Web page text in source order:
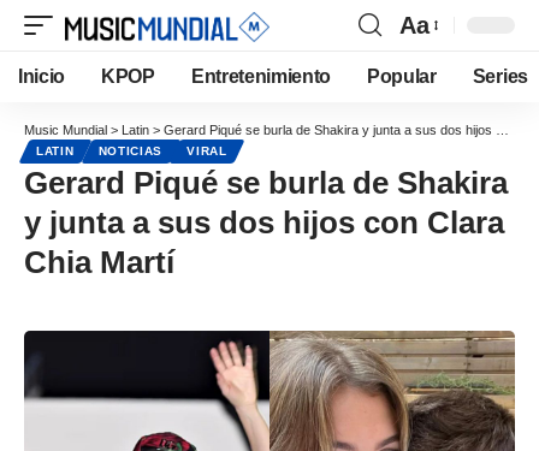
Aa
Inicio KPOP Entretenimiento Popular Series
Music Mundial > Latin > Gerard Piqué se burla de Shakira y junta a sus dos hijos con Clara Chia Martí
LATIN NOTICIAS VIRAL
Gerard Piqué se burla de Shakira
y junta a sus dos hijos con Clara
Chia Martí